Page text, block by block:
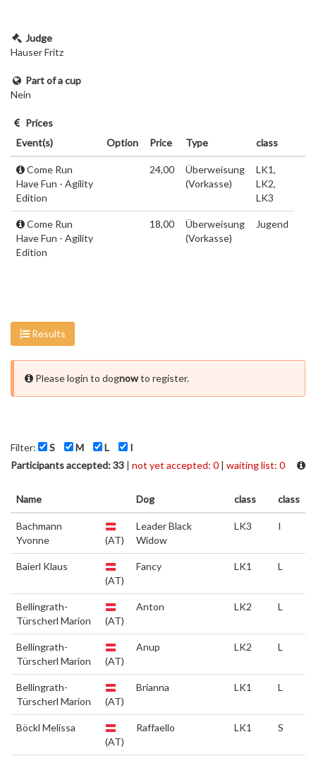
Judge
Hauser Fritz
Part of a cup
Nein
Prices
Event(s)
Option Price Type class
Come Run
Have Fun - Agility
Edition
24,00
Überweisung
(Vorkasse)
LK1,
LK2,
LK3
Come Run
Have Fun - Agility
Edition
18,00
Überweisung
(Vorkasse)
Jugend
Results
Please login to dognowto register.
Filter: S M L
I
Participants accepted: 33 | not yet accepted: 0 | waiting list: 0
Name Dog class class
Bachmann
Yvonne
(AT)
Leader Black
Widow
LK3 I
Baierl Klaus
(AT)
Fancy LK1 L
Bellingrath-
Türscherl Marion
(AT)
Anton LK2 L
Bellingrath-
Türscherl Marion
(AT)
Anup LK2 L
Bellingrath-
Türscherl Marion
(AT)
Brianna LK1 L
Böckl Melissa
(AT)
Raffaello LK1 S